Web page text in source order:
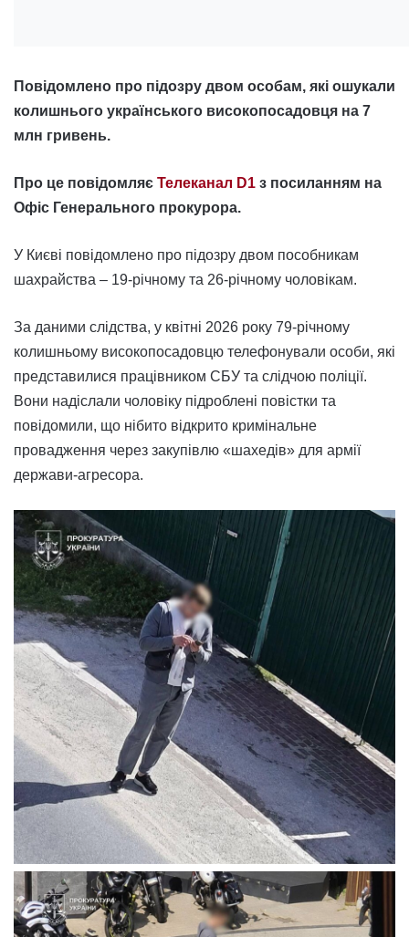
Повідомлено про підозру двом особам, які ошукали
колишнього українського високопосадовця на 7
млн гривень.
Про це повідомляє Телеканал D1 з посиланням на
Офіс Генерального прокурора.
У Києві повідомлено про підозру двом пособникам
шахрайства – 19-річному та 26-річному чоловікам.
За даними слідства, у квітні 2026 року 79-річному
колишньому високопосадовцю телефонували особи, які
представилися працівником СБУ та слідчою поліції.
Вони надіслали чоловіку підроблені повістки та
повідомили, що нібито відкрито кримінальне
провадження через закупівлю «шахедів» для армії
держави-агресора.